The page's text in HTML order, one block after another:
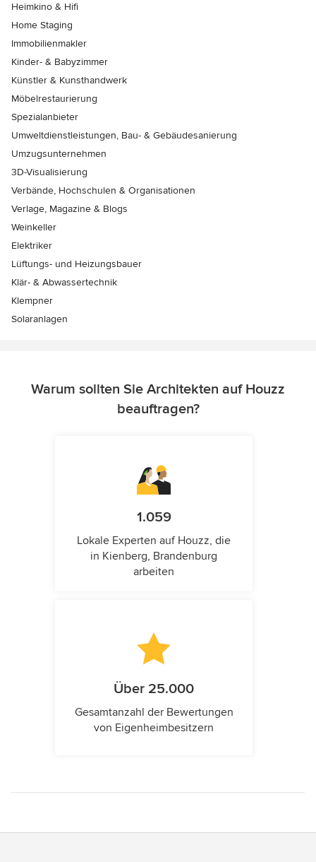
Heimkino & Hifi
Home Staging
Immobilienmakler
Kinder- & Babyzimmer
Künstler & Kunsthandwerk
Möbelrestaurierung
Spezialanbieter
Umweltdienstleistungen, Bau- & Gebäudesanierung
Umzugsunternehmen
3D-Visualisierung
Verbände, Hochschulen & Organisationen
Verlage, Magazine & Blogs
Weinkeller
Elektriker
Lüftungs- und Heizungsbauer
Klär- & Abwassertechnik
Klempner
Solaranlagen
Warum sollten Sie Architekten auf Houzz
beauftragen?
1.059
Lokale Experten auf Houzz, die
in Kienberg, Brandenburg
arbeiten
Über 25.000
Gesamtanzahl der Bewertungen
von Eigenheimbesitzern